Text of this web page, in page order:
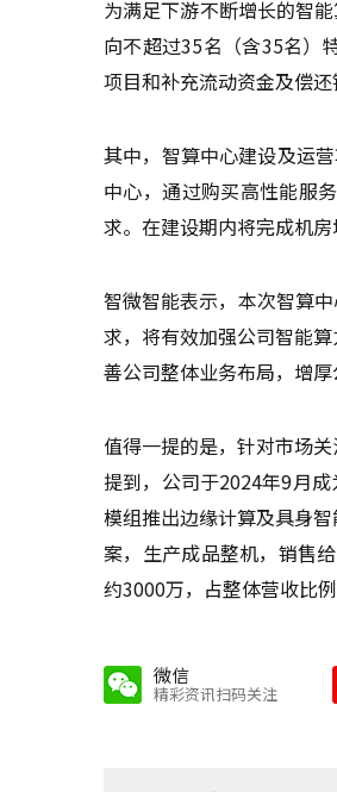
为满足下游不断增长的智
向不超过35名（含35名）
项目和补充流动资金及偿还
其中，智算中心建设及运
中心，通过购买高性能服
求。在建设期内将完成机
智微智能表示，本次智算
求，将有效加强公司智能
善公司整体业务布局，增
值得一提的是，针对市场
提到，公司于2024年9月
模组推出边缘计算及具身
案，生产成品整机，销售
约3000万，占整体营收比例
微信
精彩资讯扫码关注